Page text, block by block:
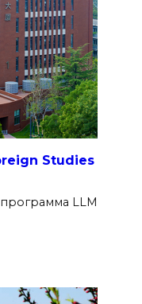
Studies
LLM